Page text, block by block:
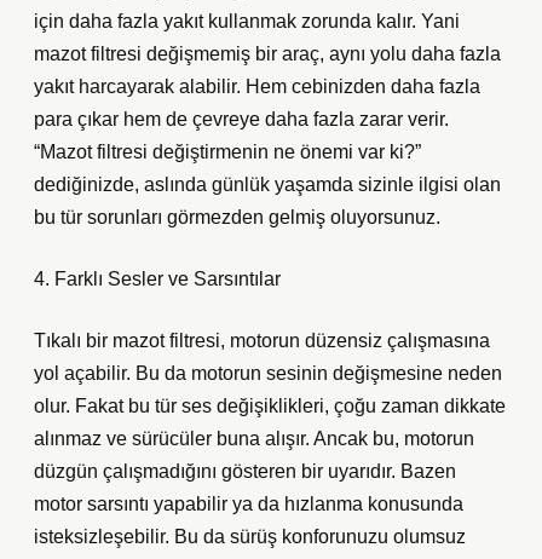
için daha fazla yakıt kullanmak zorunda kalır. Yani
mazot filtresi değişmemiş bir araç, aynı yolu daha fazla
yakıt harcayarak alabilir. Hem cebinizden daha fazla
para çıkar hem de çevreye daha fazla zarar verir.
“Mazot filtresi değiştirmenin ne önemi var ki?”
dediğinizde, aslında günlük yaşamda sizinle ilgisi olan
bu tür sorunları görmezden gelmiş oluyorsunuz.
4. Farklı Sesler ve Sarsıntılar
Tıkalı bir mazot filtresi, motorun düzensiz çalışmasına
yol açabilir. Bu da motorun sesinin değişmesine neden
olur. Fakat bu tür ses değişiklikleri, çoğu zaman dikkate
alınmaz ve sürücüler buna alışır. Ancak bu, motorun
düzgün çalışmadığını gösteren bir uyarıdır. Bazen
motor sarsıntı yapabilir ya da hızlanma konusunda
isteksizleşebilir. Bu da sürüş konforunuzu olumsuz